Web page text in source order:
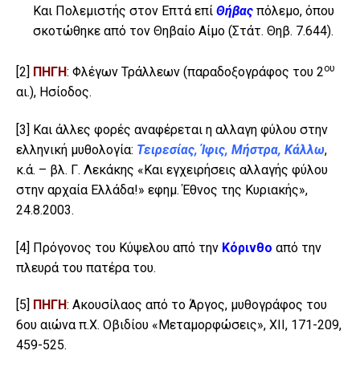
Και Πολεμιστής στον Επτά επί Θήβας πόλεμο, όπου
σκοτώθηκε από τον Θηβαίο Αίμο (Στάτ. Θηβ. 7.644).
[2] ΠΗΓΗ: Φλέγων Τράλλεων (παραδοξογράφος του 2ου
αι.), Ησίοδος.
[3] Και άλλες φορές αναφέρεται η αλλαγη φύλου στην
ελληνική μυθολογία: Τειρεσίας, Ίφις, Μήστρα, Κάλλω,
κ.ά. – βλ. Γ. Λεκάκης «Και εγχειρήσεις αλλαγής φύλου
στην αρχαία Ελλάδα!» εφημ. Έθνος της Κυριακής»,
24.8.2003.
[4] Πρόγονος του Κύψελου από την Κόρινθο από την
πλευρά του πατέρα του.
[5] ΠΗΓΗ: Ακουσίλαος από το Άργος, μυθογράφος του
6ου αιώνα π.Χ. Οβιδίου «Μεταμορφώσεις», ΧΙΙ, 171-209,
459-525.